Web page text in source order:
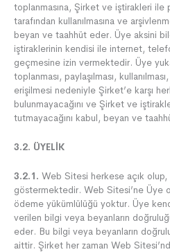
toplanmasına, Şirket ve iştirakleri ile
tarafından kullanılmasına ve
beyan ve taahhüt eder. Üye aksini
iştiraklerinin kendisi ile internet,
geçmesine izin vermektedir. Üye
toplanması, paylaşılması,
erişilmesi nedeniyle Şirket’e karşı
bulunmayacağını ve Şirket ve
tutmayacağını kabul, beyan ve
3.2. ÜYELİK
3.2.1. Web Sitesi herkese açık
göstermektedir. Web Sitesi’ne Üye
ödeme yükümlülüğü yoktur. Üye
verilen bilgi veya beyanların
eder. Bu bilgi veya beyanların
aittir. Şirket her zaman Web